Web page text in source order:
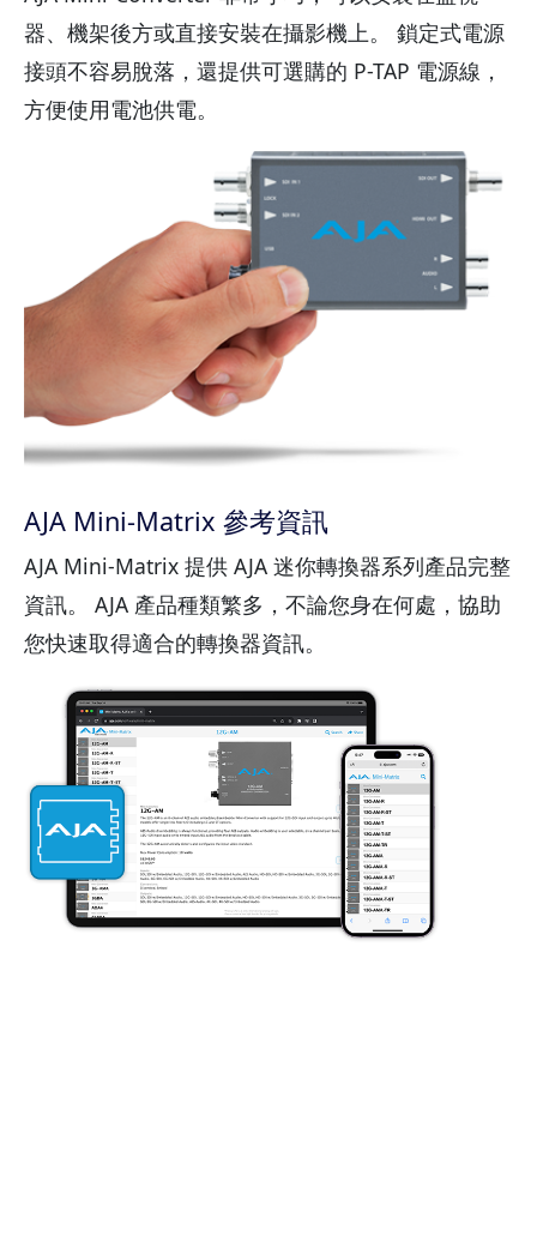
器、機架後方或直接安裝在攝影機上。 鎖定式電源
接頭不容易脫落，還提供可選購的 P-TAP 電源線，
方便使用電池供電。
AJA Mini-Matrix 參考資訊
AJA Mini-Matrix 提供 AJA 迷你轉換器系列產品完整
資訊。 AJA 產品種類繁多，不論您身在何處，協助
您快速取得適合的轉換器資訊。